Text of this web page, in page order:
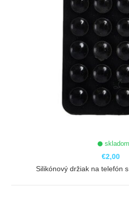
skladom
€2,00
Silikónový držiak na telefón